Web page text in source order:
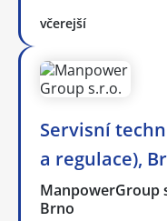
včerejší
Servisní
a regulace),
ManpowerGroup
Brno